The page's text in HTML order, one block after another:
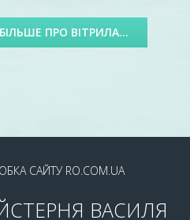
БІЛЬШЕ ПРО ВІТРИЛА...
САЙТУ RO.COM.UA
ВАСИЛЯ